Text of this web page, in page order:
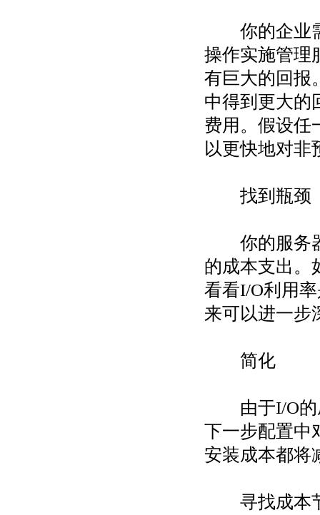
你的企业需
操作实施管理
有巨大的回报
中得到更大的
费用。假设任
以更快地对非
找到瓶颈
你的服务器
的成本支出。
看看I/O利用
来可以进一步
简化
由于I/O的
下一步配置中
安装成本都将
寻找成本